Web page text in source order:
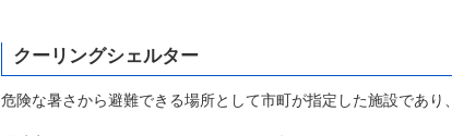
クーリングシェルター
危険な暑さから避難できる場所として市町が指定した施設であり、